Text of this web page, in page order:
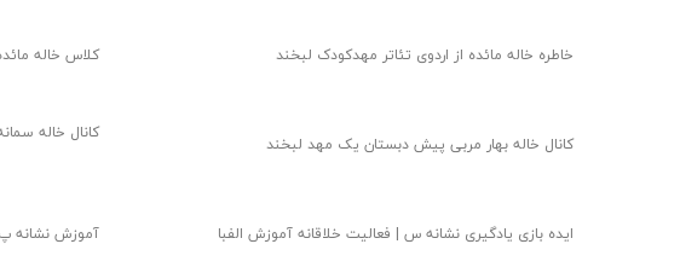
خاطره خاله مائده از اردوی تئاتر مهدکودک لبخند کلاس خاله
کانال خاله بهار مربی پیش دبستان یک مهد لبخند کانال خاله
ایده بازی یادگیری نشانه س | فعالیت خلاقانه آموزش الفبا آموزش نشانه